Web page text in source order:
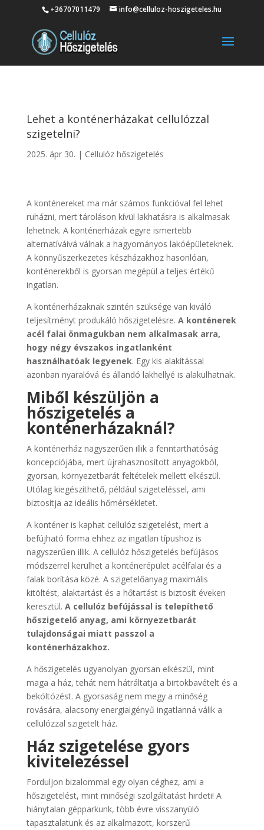
+36707011479 info@celluloz-hoszigeteles.hu
Lehet a konténerházakat cellulózzal
szigetelni?
2025. ápr 30. | Cellulóz hőszigetelés
A konténereket ma már számos funkcióval fel lehet
ruházni, mert tároláson kívül lakhatásra is alkalmasak
lehetnek. A konténerházak egyre ismertebb
alternatíváivá válnak a hagyományos lakóépületeknek.
A könnyűszerkezetes készházakhoz hasonlóan,
konténerekből is gyorsan megépül a teljes értékű
ingatlan.
A konténerházaknak szintén szüksége van kiváló
teljesítményt produkáló hőszigetelésre. A konténerek
acél falai önmagukban nem alkalmasak arra,
hogy négy évszakos ingatlanként
használhatóak legyenek. Egy kis alakítással
azonban nyaralóvá és állandó lakhellyé is alakulhatnak.
Miből készüljön a
hőszigetelés a
konténerházaknál?
A konténerház nagyszerűen illik a fenntarthatóság
koncepciójába, mert újrahasznosított anyagokból,
gyorsan, környezetbarát feltételek mellett elkészül.
Utólag kiegészíthető, például szigeteléssel, ami
biztosítja az ideális hőmérsékletet.
A konténer is kaphat cellulóz szigetelést, mert a
befújható forma ehhez az ingatlan típushoz is
nagyszerűen illik. A cellulóz hőszigetelés befújásos
módszerrel kerülhet a konténerépület acélfalai és a
falak borítása közé. A szigetelőanyag maximális
kitöltést, alaktartást és a hőtartást is biztosít éveken
keresztül. A cellulóz befújással is telepíthető
hőszigetelő anyag, ami környezetbarát
tulajdonságai miatt passzol a
konténerházakhoz.
A hőszigetelés ugyanolyan gyorsan elkészül, mint
maga a ház, tehát nem hátráltatja a birtokbavételt és a
beköltözést. A gyorsaság nem megy a minőség
rovására, alacsony energiaigényű ingatlanná válik a
cellulózzal szigetelt ház.
Ház szigetelése gyors
kivitelezéssel
Forduljon bizalommal egy olyan céghez, ami a
hőszigetelést, mint minőségi szolgáltatást hirdeti! A
hiánytalan gépparkunk, több évre visszanyúló
tapasztalatunk és az alkalmazott, korszerű